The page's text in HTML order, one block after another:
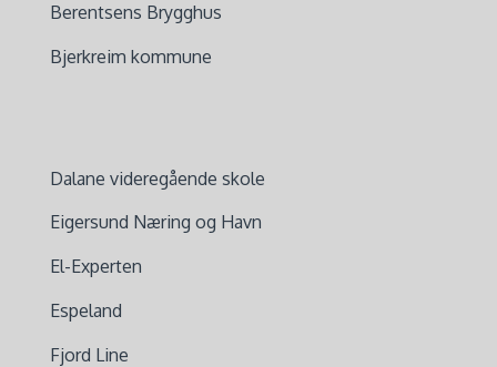
Berentsens Brygghus
Bjerkreim kommune
Dalane videregående skole
Eigersund Næring og Havn
El-Experten
Espeland
Fjord Line